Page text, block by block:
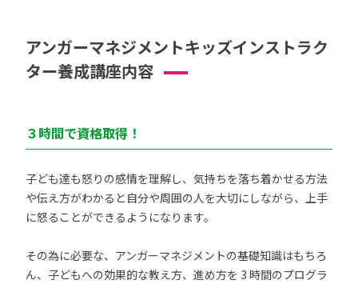
アンガーマネジメントキッズインストラク
ター養成講座内容
３時間で資格取得！
子ども達も怒りの感情を理解し、気持ちを落ち着かせる方法
や伝え方がわかると自分や周囲の人を大切にしながら、上手
に怒ることができるようになります。
その為に必要な、アンガーマネジメントの基礎知識はもちろ
ん、子どもへの効果的な教え方、進め方を 3 時間のプログラ